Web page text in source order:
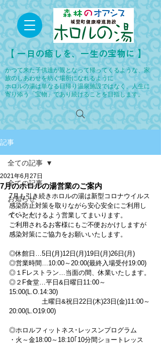
​【 一日の癒しを、一生の宝物に 】
かつて来た子供達が親となって帰ってくるような、家
族のしあわせを紡ぐ場所になれるように
ホロルの湯は単なる日帰り温泉施設ではなく、人生に
寄り添う「宝物」であり続けることを目指します。
記事
全ての記事
お知らせ
イベント
全ての記事
7月のホロルの湯営業のご案内
2021年6月27日
7月も引き続きホロルの湯は新型コロナウイルス
感染防止対策を取りながら安心安全にご利用し
ていただけるよう営業してまいります。
ご利用されるお客様にもご不便おかけしますが
感染対策にご協力をお願いいたします。
◎休館日…5日(月)12日(月)19日(月)26日(月)
◎営業時間…10:00～20:00(最終入場受付19:00)
◎１Fレストラン…当面の間、休業いたします。
◎２F食堂…平日&日曜日11:00～
15:00(L.O.14:30)
土曜日&祝日22日(木)23日(金)11:00～
20:00(L.O19:00)
◎ホロルフィットネス･レッスンプログラム
・火～金18:00～18:10｢10分間ショートレッス